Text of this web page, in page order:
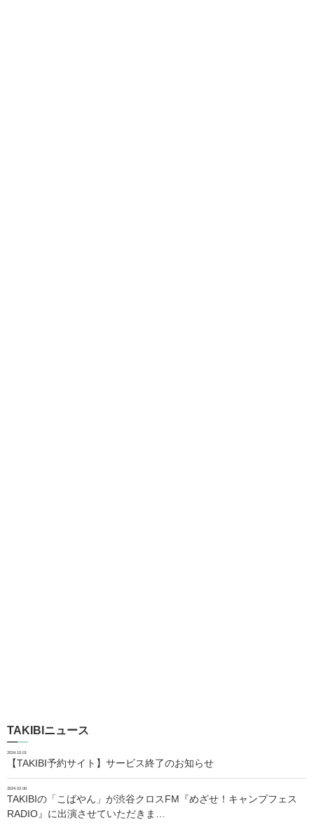
TAKIBIニュース
2024.10.01
【TAKIBI予約サイト】サービス終了のお知らせ
2024.02.06
TAKIBIの「こばやん」が渋谷クロスFM『めざせ！キャンプフェス
RADIO』に出演させていただきま…